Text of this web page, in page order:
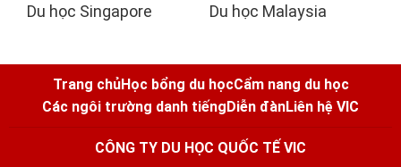
Du học Singapore
Du học Malaysia
Trang chủHọc bổng du họcCẩm nang du học
Các ngôi trường danh tiếngDiễn đànLiên hệ VIC
CÔNG TY DU HỌC QUỐC TẾ VIC